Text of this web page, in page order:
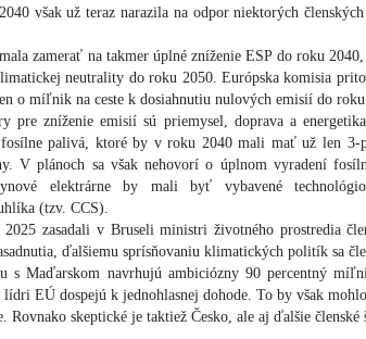
však už teraz narazila na odpor niektorých
zamerať na takmer úplné zníženie ESP do roku
neutrality do roku 2050. Európska komisia
o míľnik na ceste k dosiahnutiu nulových emisií do roku
pre zníženie emisií sú priemysel, doprava a
palivá, ktoré by v roku 2040 mali mať už len 3-
V plánoch sa však nehovorí o úplnom vyradení
elektrárne by mali byť vybavené
(tzv. CCS).
2025 zasadali v Bruseli ministri životného prostredia
ďalšiemu sprísňovaniu klimatických politík sa
s Maďarskom navrhujú ambiciózny 90 percentný
EÚ dospejú k jednohlasnej dohode. To by však
Rovnako skeptické je taktiež Česko, ale aj ďalšie členské